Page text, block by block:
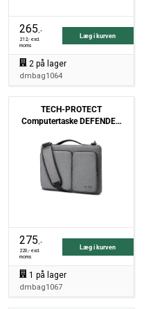
265,-
212,- excl.
moms
Læg i kurven
2 på lager
dmbag1064
TECH-PROTECT
Computertaske DEFENDER
crayon grey
275,-
220,- excl.
moms
Læg i kurven
1 på lager
dmbag1067